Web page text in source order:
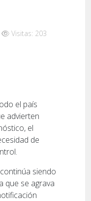
Visitas: 203
el país
advierten
el
de
siendo
que se agrava